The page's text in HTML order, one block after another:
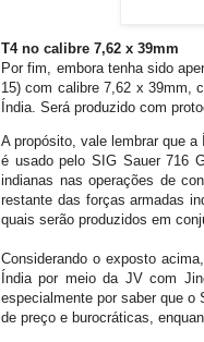
T4 no calibre 7,62 x 39mm
Por fim, embora tenha sido
15) com calibre 7,62 x 39mm,
Índia. Será produzido com
A propósito, vale lembrar que
é usado pelo SIG Sauer 716
indianas nas operações de
restante das forças armadas
quais serão produzidos em
Considerando o exposto
Índia por meio da JV com
especialmente por saber que
de preço e burocráticas,